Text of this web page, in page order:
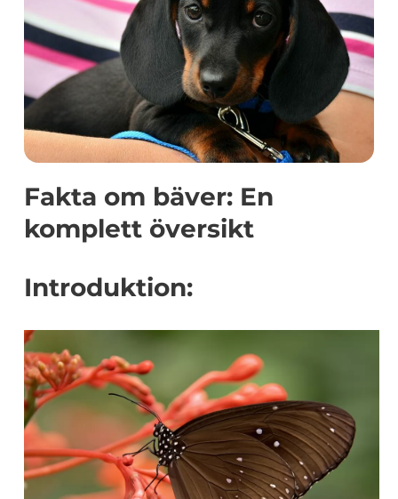
Fakta om bäver: En
komplett översikt
Introduktion: